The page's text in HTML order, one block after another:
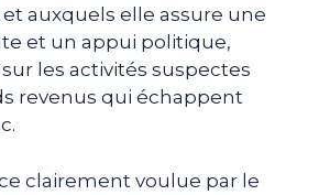
auxquels elle assure une
et un appui politique,
les activités suspectes
revenus qui échappent
clairement voulue par le